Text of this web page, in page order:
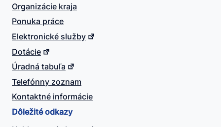
Organizácie kraja
Ponuka práce
Elektronické služby
Dotácie
Úradná tabuľa
Telefónny zoznam
Kontaktné informácie
Dôležité odkazy